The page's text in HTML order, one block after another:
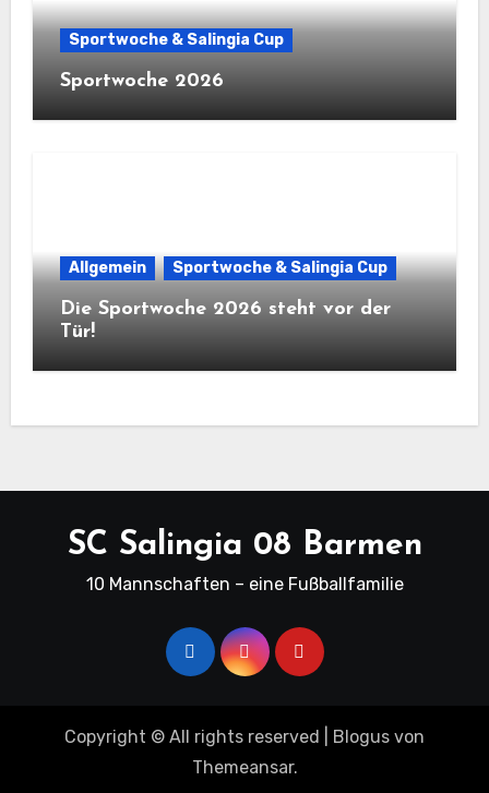
Sportwoche & Salingia Cup
Sportwoche 2026
Allgemein Sportwoche & Salingia Cup
Die Sportwoche 2026 steht vor der
Tür!
SC Salingia 08 Barmen
10 Mannschaften – eine Fußballfamilie
Copyright © All rights reserved Blogus von
Themeansar.